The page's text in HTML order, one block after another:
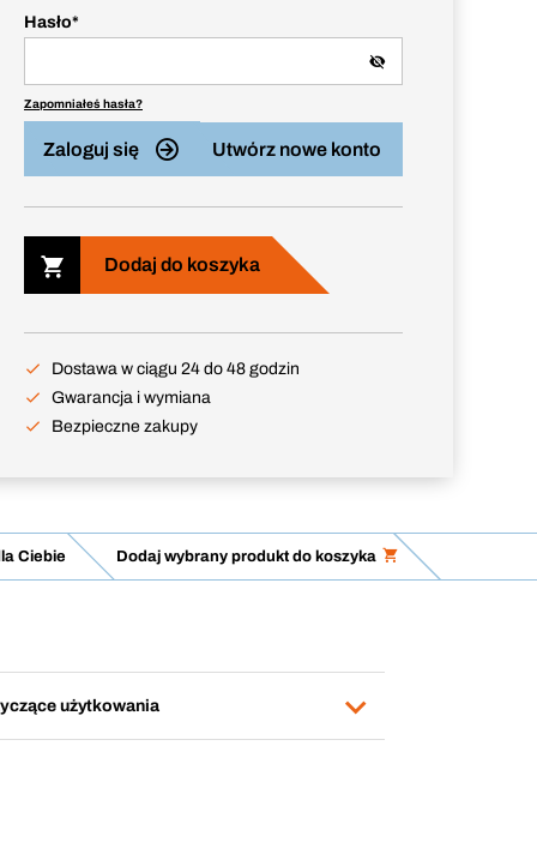
Hasło*
Zapomniałeś hasła?
Zaloguj się Utwórz nowe konto
Dodaj do koszyka
Dostawa w ciągu 24 do 48 godzin
Gwarancja i wymiana
Bezpieczne zakupy
Ciebie Dodaj wybrany produkt do koszyka
użytkowania